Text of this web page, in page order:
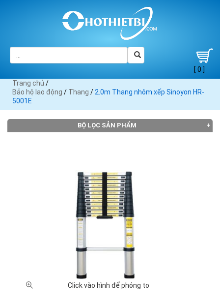
[ 0 ]
Trang chủ /
Bảo hộ lao động / Thang / 2.0m Thang nhôm xếp Sinoyon HR-
5001E
BỘ LỌC SẢN PHẨM
Click vào hình để phóng to